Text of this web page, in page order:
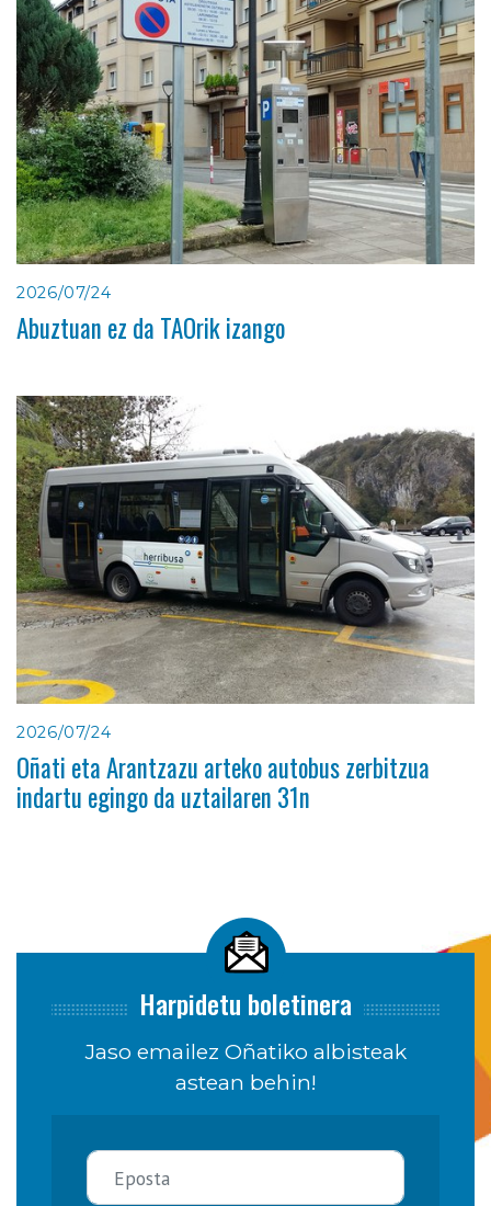
2026/07/24
Abuztuan ez da TAOrik izango
2026/07/24
Oñati eta Arantzazu arteko autobus zerbitzua
indartu egingo da uztailaren 31n
Harpidetu boletinera
Jaso emailez Oñatiko albisteak
astean behin!